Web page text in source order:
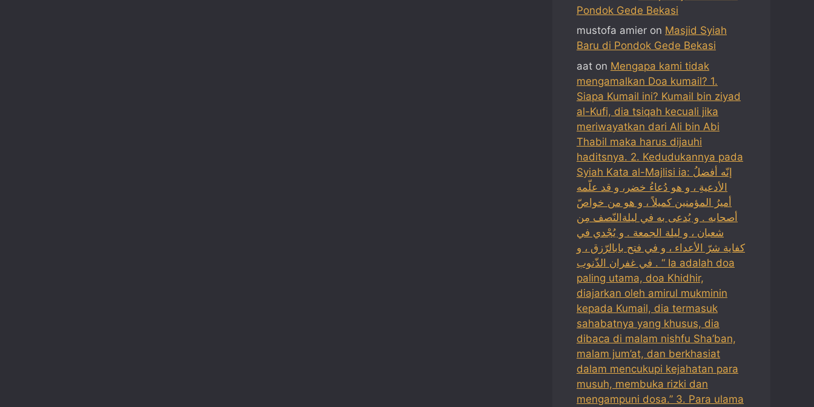
Pondok Gede Bekasi
mustofa amier on Masjid Syiah
Baru di Pondok Gede Bekasi
aat on Mengapa kami tidak
mengamalkan Doa kumail? 1.
Siapa Kumail ini? Kumail bin ziyad
al-Kufi, dia tsiqah kecuali jika
meriwayatkan dari Ali bin Abi
Thabil maka harus dijauhi
haditsnya. 2. Kedudukannya pada
Syiah Kata al-Majlisi ia: إنّه أفضلُ
الأدعيةِ ، و هو دُعاءُ خضر، و قد علّمه
أميرُ المؤمنين كميلاً ، و هو من خواصّ
أصحابه . و يُدعى به في ليلةالنّصف مِن
شعبان ، و ليلة الجمعة . و يُجْدي في
كفاية شرّ الأعداء ، و في فتح بابالرّزق ، و
في غفران الذّنوب . “ Ia adalah doa
paling utama, doa Khidhir,
diajarkan oleh amirul mukminin
kepada Kumail, dia termasuk
sahabatnya yang khusus, dia
dibaca di malam nishfu Sha’ban,
malam jum’at, dan berkhasiat
dalam mencukupi kejahatan para
musuh, membuka rizki dan
mengampuni dosa.” 3. Para ulama